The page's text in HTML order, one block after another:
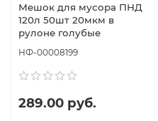
Мешок для мусора ПНД
120л 50шт 20мкм в
рулоне голубые
НФ-00008199
289.00 руб.